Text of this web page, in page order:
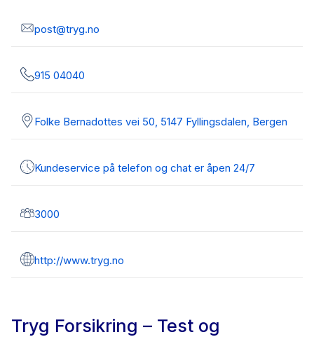
post@tryg.no
915 04040
Folke Bernadottes vei 50, 5147 Fyllingsdalen, Bergen
Kundeservice på telefon og chat er åpen 24/7
3000
http://www.tryg.no
Tryg Forsikring – Test og